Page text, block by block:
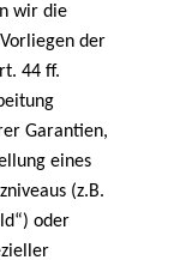
wir die
der
44 ff.
Garantien,
eines
(z.B.
oder